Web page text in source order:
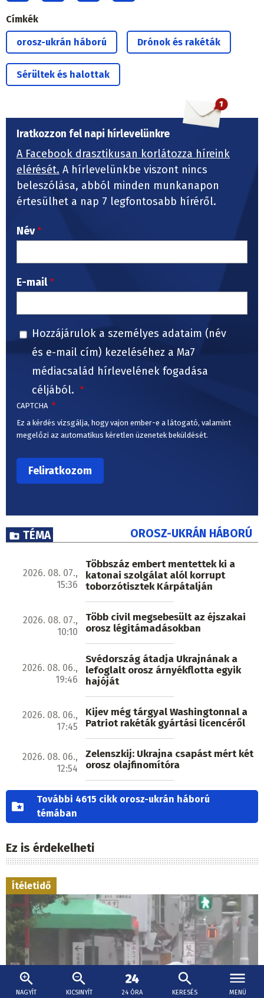
NAGYÍT KICSINYÍT 24 ÓRA KERESÉS MENÜ
Címkék
orosz-ukrán háború Drónok és rakéták
Sérültek és halottak
Iratkozzon fel napi hírlevelünkre
A Facebook drasztikusan korlátozza híreink
elérését. A hírlevelünkbe viszont nincs
beleszólása, abból minden munkanapon
értesülhet a nap 7 legfontosabb híréről.
Név
E-mail
Hozzájárulok a személyes adataim (név
és e-mail cím) kezeléséhez a Ma7
médiacsalád hírlevelének fogadása
céljából.
CAPTCHA
Ez a kérdés vizsgálja, hogy vajon ember-e a látogató, valamint
megelőzi az automatikus kéretlen üzenetek beküldését.
TÉMA OROSZ-UKRÁN HÁBORÚ
2026. 08. 07.,
15:36
Többszáz embert mentettek ki a
katonai szolgálat alól korrupt
toborzótisztek Kárpátalján
2026. 08. 07.,
10:10
Több civil megsebesült az éjszakai
orosz légitámadásokban
2026. 08. 06.,
19:46
Svédország átadja Ukrajnának a
lefoglalt orosz árnyékflotta egyik
hajóját
2026. 08. 06.,
17:45
Kijev még tárgyal Washingtonnal a
Patriot rakéták gyártási licencéről
2026. 08. 06.,
12:54
Zelenszkij: Ukrajna csapást mért két
orosz olajfinomítóra
További 4615 cikk orosz-ukrán háború
témában
Ez is érdekelheti
Ítéletidő